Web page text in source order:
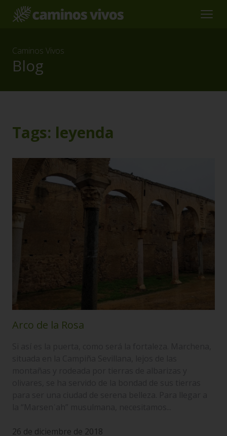
Caminos Vivos
Blog
Tags: leyenda
Arco de la Rosa
26 de diciembre de 2018